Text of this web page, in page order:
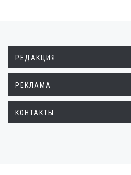
РЕДАКЦИЯ
РЕКЛАМА
КОНТАКТЫ